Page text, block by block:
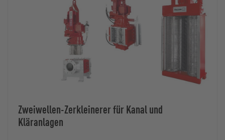
Zweiwellen-Zerkleinerer für Kanal und
Kläranlagen